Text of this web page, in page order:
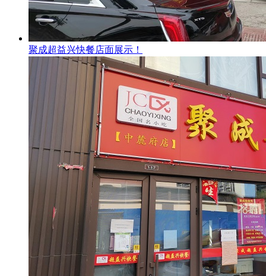
聚成超益兴快餐店面展示！